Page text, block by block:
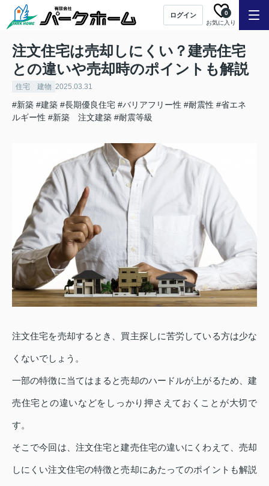
ログイン
お気に入り
0
注文住宅は売却しにくい？建売住宅
との違いや売却時のポイントも解説
住宅 建物 2025.03.31
#新築 #建築 #長期優良住宅 #バリアフリー性 #耐震性 #省エネ
ルギー性 #新築 注文建築 #耐震等級
注文住宅を売却するとき、買主探しに苦労している方は少な
くないでしょう。
一部の特徴に当てはまると売却のハードルが上がるため、建
売住宅との違いなどをしっかり押さえておくことが大切で
す。
そこで今回は、注文住宅と建売住宅の違いにくわえて、売却
しにくい注文住宅の特徴と売却にあたってのポイントも解説